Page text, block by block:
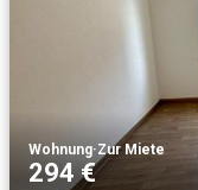
Wohnung·Zur Miete
294 €